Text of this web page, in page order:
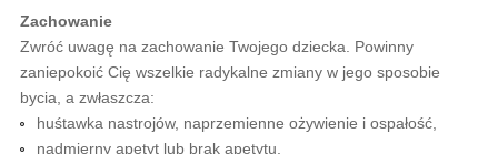
Zachowanie
Zwróć uwagę na zachowanie Twojego dziecka. Powinny
zaniepokoić Cię wszelkie radykalne zmiany w jego sposobie
bycia, a zwłaszcza:
huśtawka nastrojów, naprzemienne ożywienie i ospałość,
nadmierny apetyt lub brak apetytu,